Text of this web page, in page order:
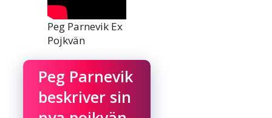
Peg Parnevik Ex
Pojkvän
Peg Parnevik
beskriver sin